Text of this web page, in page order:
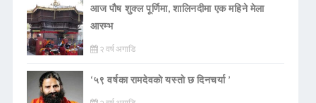
आज पौष शुक्ल पूर्णिमा, शालिनदीमा एक महिने मेला
आरम्भ
२ वर्ष अगाडि
‘५९ वर्षका रामदेवकाे यस्ताे छ दिनचर्या ’